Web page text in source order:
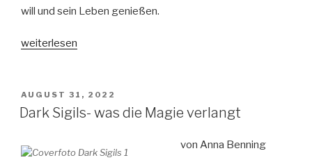
will und sein Leben genießen.
„Krähe
oder
die
scheint
für
weiterlesen
VERÖFFENTLICHT
AM
AUGUST 31, 2022
Dark Sigils- was die Magie verlangt
von Anna Benning